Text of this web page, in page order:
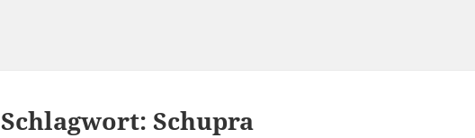
Schlagwort:Schupra